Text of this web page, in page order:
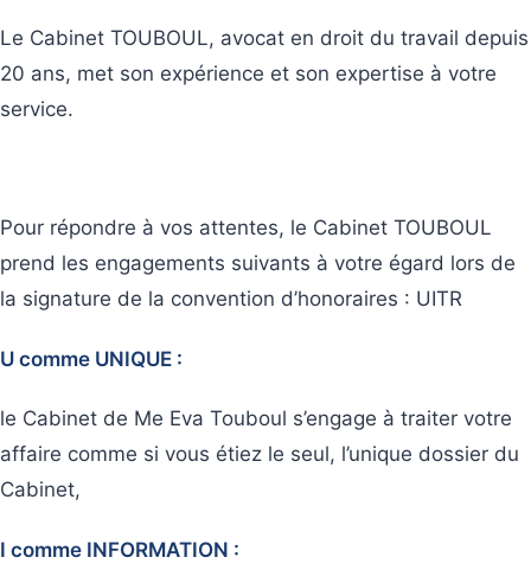
Le Cabinet TOUBOUL, avocat en droit du travail depuis
20 ans, met son expérience et son expertise à votre
service.
Pour répondre à vos attentes, le Cabinet TOUBOUL
prend les engagements suivants à votre égard lors de
la signature de la convention d’honoraires : UITR
U comme UNIQUE :
le Cabinet de Me Eva Touboul s’engage à traiter votre
affaire comme si vous étiez le seul, l’unique dossier du
Cabinet,
I comme INFORMATION :